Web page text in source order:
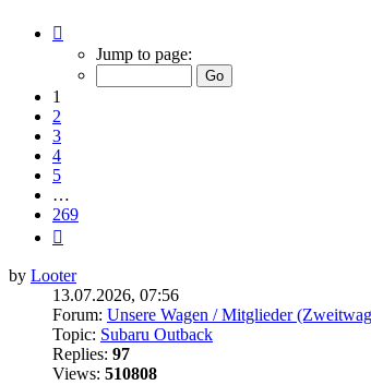
Jump to page:
1
2
3
4
5
…
269
by Looter
13.07.2026, 07:56
Forum: Unsere Wagen / Mitglieder
Topic: Subaru Outback
Replies: 97
Views: 510808